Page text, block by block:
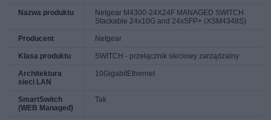
Nazwa produktu
Netgear M4300-24X24F MANAGED SWITCH
Stackable 24x10G and 24xSFP+ (XSM4348S)
Producent Netgear
Klasa produktu SWITCH - przełącznik sieciowy zarządzalny
Architektura
sieci LAN
10GigabitEthernet
SmartSwitch
(WEB Managed)
Tak